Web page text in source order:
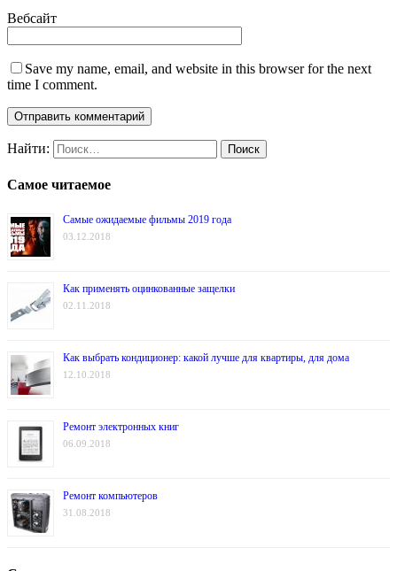
Вебсайт
Save my name, email, and website in this browser for the next
time I comment.
Найти:
Самое читаемое
Самые ожидаемые фильмы 2019 года
03.12.2018
Как применять оцинкованные защелки
02.11.2018
Как выбрать кондиционер: какой лучше для квартиры, для дома
12.10.2018
Ремонт электронных книг
06.09.2018
Ремонт компьютеров
31.08.2018